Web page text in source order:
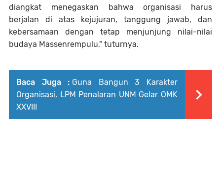
diangkat menegaskan bahwa organisasi harus
berjalan di atas kejujuran, tanggung jawab, dan
kebersamaan dengan tetap menjunjung nilai-nilai
budaya Massenrempulu," tuturnya.
Baca Juga : Guna Bangun 3 Karakter
Organisasi, LPM Penalaran UNM Gelar OMK
XXVIII